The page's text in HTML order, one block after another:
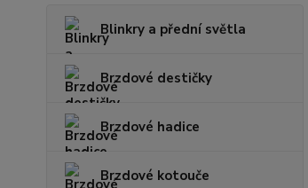
Blinkry a přední světla
Brzdové destičky
Brzdové hadice
Brzdové kotouče